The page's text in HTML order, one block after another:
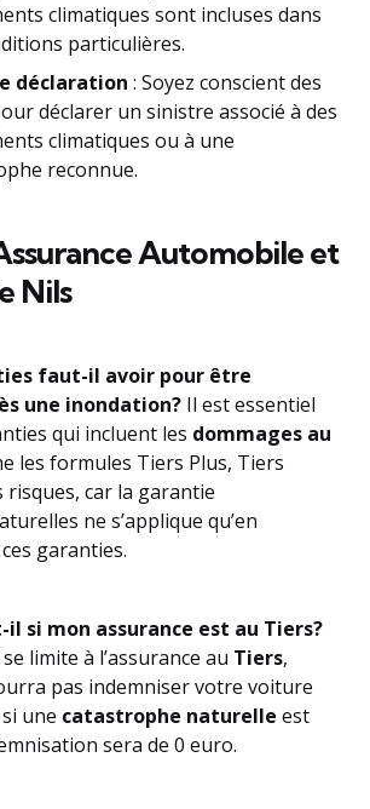
climatiques sont incluses dans
particulières.
déclaration : Soyez conscient des
déclarer un sinistre associé à des
climatiques ou à une
reconnue.
Automobile et
Nils
faut-il avoir pour être
une inondation? Il est essentiel
qui incluent les dommages au
les formules Tiers Plus, Tiers
car la garantie
ne s’applique qu’en
garanties.
il si mon assurance est au Tiers?
limite à l’assurance au Tiers,
pas indemniser votre voiture
une catastrophe naturelle est
sera de 0 euro.